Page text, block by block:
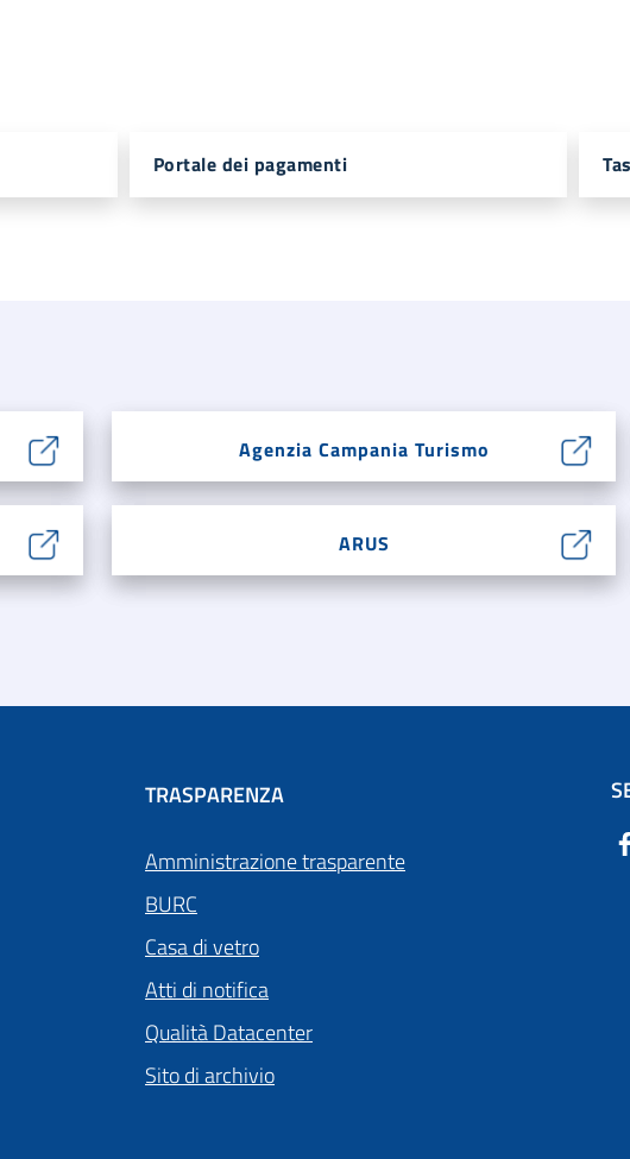
Portale dei pagamenti
Agenzia Campania Turismo
ARUS
TRASPARENZA
Amministrazione trasparente
BURC
Casa di vetro
Atti di notifica
Qualità Datacenter
Sito di archivio